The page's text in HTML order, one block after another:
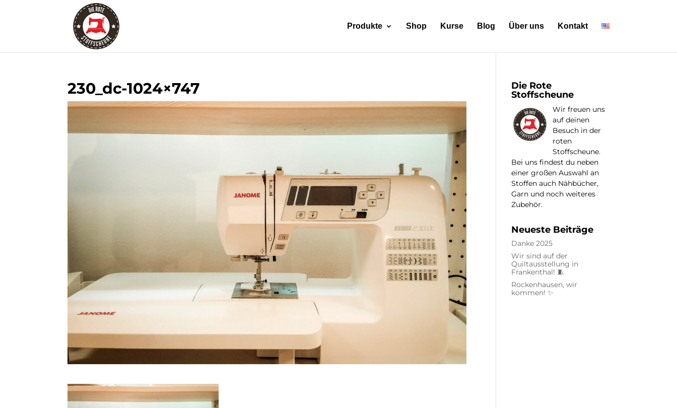
Produkte Shop Kurse Blog Über uns Kontakt
230_dc-1024×747
Die Rote
Stoffscheune
Wir freuen uns
auf deinen
Besuch in der
roten
Stoffscheune.
Bei uns findest du neben
einer großen Auswahl an
Stoffen auch Nähbücher,
Garn und noch weiteres
Zubehör.
Neueste Beiträge
Danke 2025
Wir sind auf der
Quiltausstellung in
Frankenthal! 🧵
Rockenhausen, wir
kommen! ✨